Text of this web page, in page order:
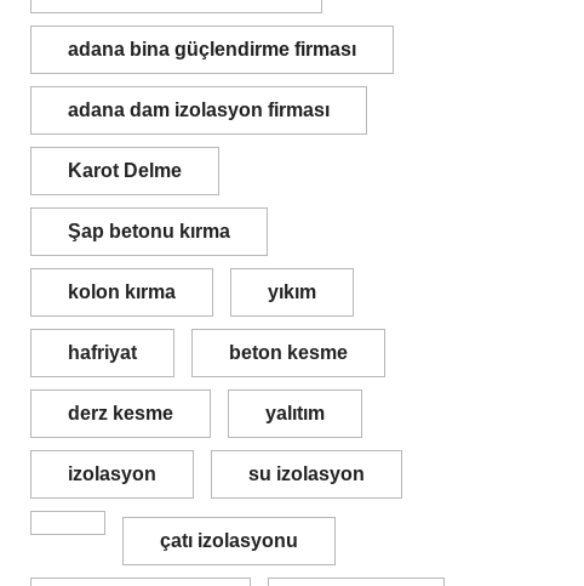
adana bina güçlendirme firması
adana dam izolasyon firması
Karot Delme
Şap betonu kırma
kolon kırma yıkım
hafriyat beton kesme
derz kesme yalıtım
izolasyon su izolasyon
çatı izolasyonu